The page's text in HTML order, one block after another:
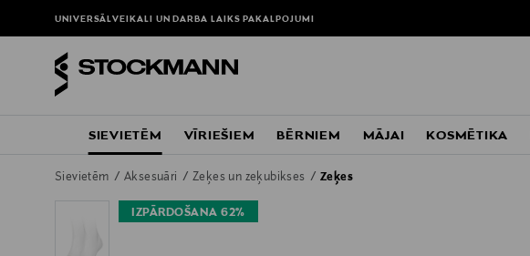
UNIVERSĀLVEIKALI UN DARBA LAIKSPAKALPOJUMI
SIEVIETĒM VĪRIEŠIEM BĒRNIEM MĀJAI KOSMĒTIKA
Sievietēm Aksesuāri Zeķes un zeķubikses Zeķes
IZPĀRDOŠANA 62%